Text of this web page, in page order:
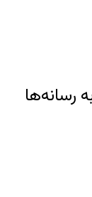
رسانه‌ها